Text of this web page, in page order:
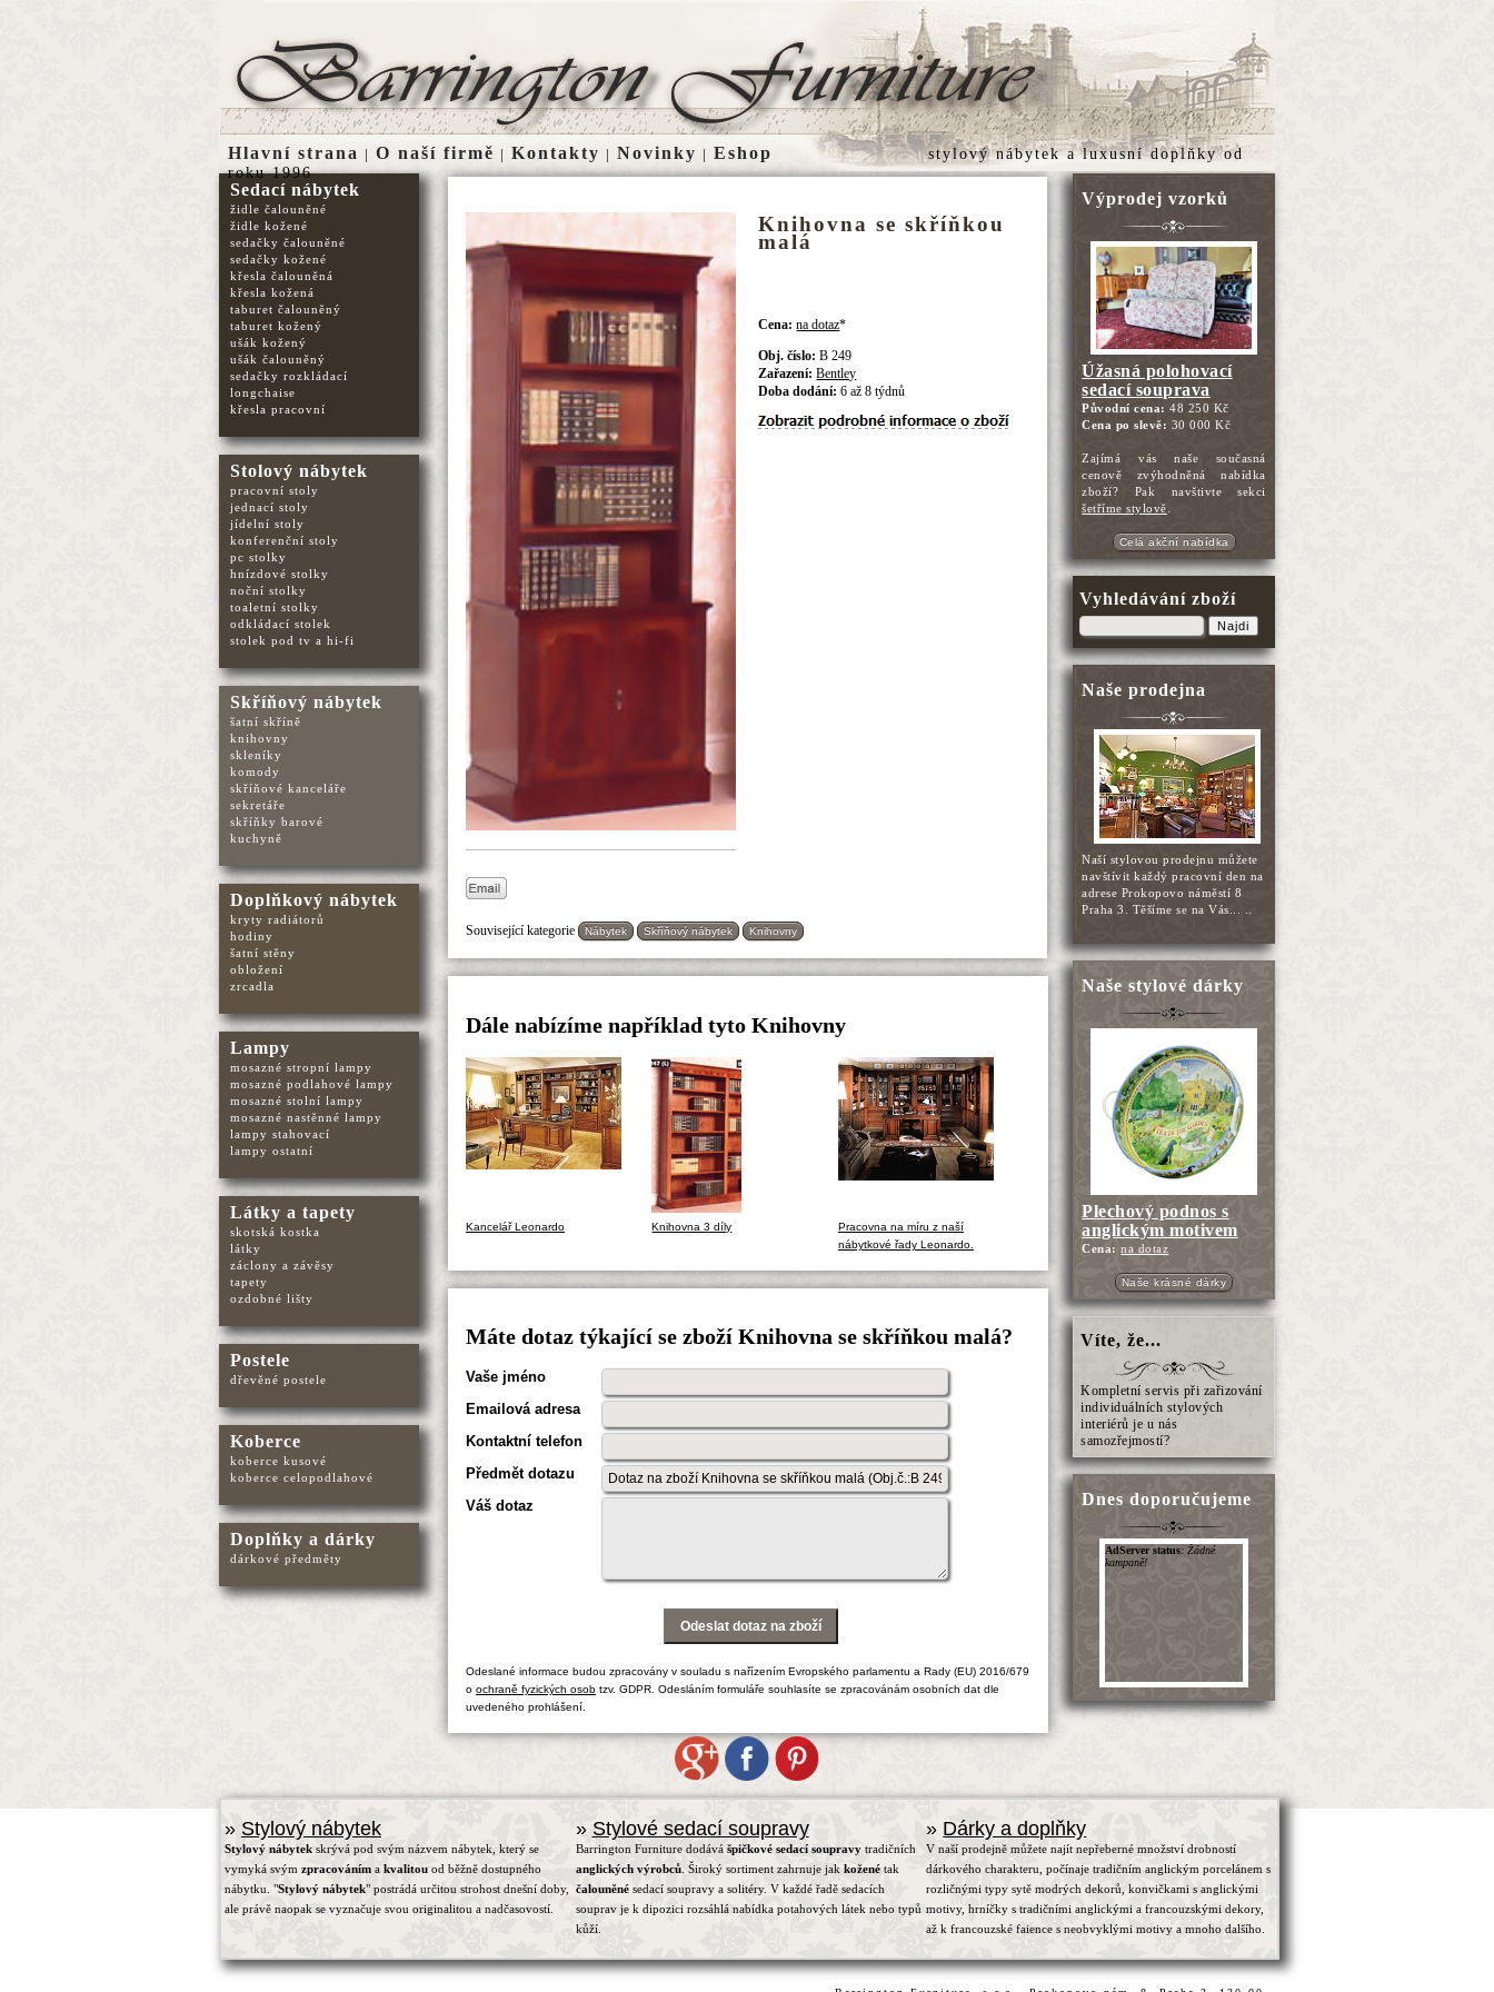
Knihovna se skříňkou
malá
Cena:na dotaz*
Obj. číslo:B 249
Zařazení:Bentley
Doba dodání: 6 až 8 týdnů
Související kategorie Nábytek Skříňový nábytek Knihovny
Dále nabízíme například tyto Knihovny
Kancelář Leonardo Knihovna 3 díly
Pracovna na míru z naší
nábytkové řady Leonardo.
Máte dotaz týkající se zboží Knihovna se skříňkou malá?
Vaše jméno
Emailová adresa
Kontaktní telefon
Předmět dotazu
Váš dotaz
Odeslané informace budou zpracovány v souladu s nařízením Evropského parlamentu a Rady (EU) 2016/679
o ochraně fyzických osobtzv. GDPR. Odesláním formuláře souhlasíte se zpracovánám osobních dat dle
uvedeného prohlášení.
Výprodej vzorků
Úžasná polohovací
sedací souprava
Původní cena:48 250 Kč
Cena po slevě: 30 000 Kč
Zajímá vás naše současná
cenově zvýhodněná nabídka
zboží? Pak navštivte sekci
šetříme stylově
Celá akční nabídka
Vyhledávání zboží
Najdi
Naše prodejna
Naší stylovou prodejnu můžete
navštívit každý pracovní den na
adrese Prokopovo náměstí 8
Praha 3. Těšíme se na Vás... ..
Naše stylové dárky
Plechový podnos s
anglickým motivem
Cena:na dotaz
Naše krásné dárky
Víte, že...
Kompletní servis při zařizování
individuálních stylových
interiérů je u nás
samozřejmostí?
Dnes doporučujeme
Sedací nábytek
židle čalouněné
židle kožené
sedačky čalouněné
sedačky kožené
křesla čalouněná
křesla kožená
taburet čalouněný
taburet kožený
ušák kožený
ušák čalouněný
sedačky rozkládací
longchaise
křesla pracovní
Stolový nábytek
pracovní stoly
jednací stoly
jídelní stoly
konferenční stoly
pc stolky
hnízdové stolky
noční stolky
toaletní stolky
odkládací stolek
stolek pod tv a hi-fi
Skříňový nábytek
šatní skříně
knihovny
skleníky
komody
skříňové kanceláře
sekretáře
skříňky barové
kuchyně
Doplňkový nábytek
kryty radiátorů
hodiny
šatní stěny
obložení
zrcadla
Lampy
mosazné stropní lampy
mosazné podlahové lampy
mosazné stolní lampy
mosazné nastěnné lampy
lampy stahovací
lampy ostatní
Látky a tapety
skotská kostka
látky
záclony a závěsy
tapety
ozdobné lišty
Postele
dřevěné postele
Koberce
koberce kusové
koberce celopodlahové
Doplňky a dárky
dárkové předměty
Hlavní strana | O naší firmě | Kontakty | Novinky | Eshop stylový nábytekaluxusní doplňkyod
roku 1996
» Stylový nábytek
Stylový nábytek skrývá pod svým názvem nábytek, který se
vymyká svým zpracováním a kvalitou od běžně dostupného
nábytku. "Stylový nábytek" postrádá určitou strohost dnešní doby,
ale právě naopak se vyznačuje svou originalitou a nadčasovostí.
» Stylové sedací soupravy
Barrington Furniture dodává špičkové sedací soupravytradičních
anglických výrobců. Široký sortiment zahrnuje jak koženétak
čalouněnésedací soupravy a solitéry. V každé řadě sedacích
souprav je k dipozici rozsáhlá nabídka potahových látek nebo typů
kůží.
» Dárky a doplňky
V naší prodejně můžete najít nepřeberné množství drobností
dárkového charakteru, počínaje tradičním anglickým porcelánem s
rozličnými typy sytě modrých dekorů, konvičkami s anglickými
motivy, hrníčky s tradičními anglickými a francouzskými dekory,
až k francouzské faience s neobvyklými motivy a mnoho dalšího.